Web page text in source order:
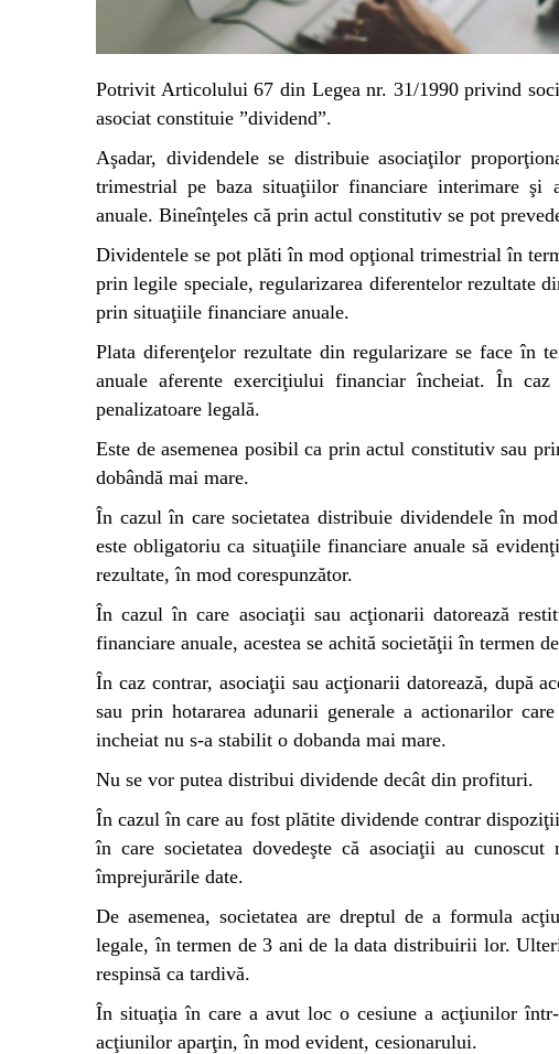
Potrivit Articolului 67 din Legea nr. 31/1990 privind
asociat constituie ”dividend”.
Aşadar, dividendele se distribuie asociaţilor
trimestrial pe baza situaţiilor financiare interimare şi
anuale. Bineînţeles că prin actul constitutiv se pot
Dividentele se pot plăti în mod opţional trimestrial în
prin legile speciale, regularizarea diferentelor rezultate
prin situaţiile financiare anuale.
Plata diferenţelor rezultate din regularizare se face în
anuale aferente exerciţiului financiar încheiat. În caz
penalizatoare legală.
Este de asemenea posibil ca prin actul constitutiv sau
dobândă mai mare.
În cazul în care societatea distribuie dividendele în
este obligatoriu ca situaţiile financiare anuale să
rezultate, în mod corespunzător.
În cazul în care asociaţii sau acţionarii datorează
financiare anuale, acestea se achită societăţii în termen
În caz contrar, asociaţii sau acţionarii datorează, după
sau prin hotararea adunarii generale a actionarilor
incheiat nu s-a stabilit o dobanda mai mare.
Nu se vor putea distribui dividende decât din profituri.
În cazul în care au fost plătite dividende contrar
în care societatea dovedeşte că asociaţii au
împrejurările date.
De asemenea, societatea are dreptul de a formula
legale, în termen de 3 ani de la data distribuirii lor.
respinsă ca tardivă.
În situaţia în care a avut loc o cesiune a acţiunilor
acţiunilor aparţin, în mod evident, cesionarului.